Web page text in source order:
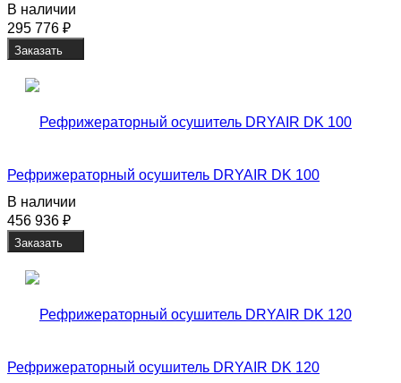
В наличии
295 776 ₽
Заказать
Рефрижераторный осушитель DRYAIR DK 100
В наличии
456 936 ₽
Заказать
Рефрижераторный осушитель DRYAIR DK 120